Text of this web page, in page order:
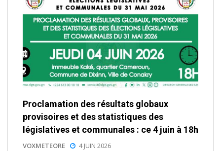
Proclamation des résultats globaux
provisoires et des statistiques des
législatives et communales : ce 4 juin à 18h
VOXMETEORE 4 JUIN 2026